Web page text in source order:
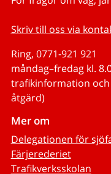
Skriv till oss via
Ring, 0771-921 921
måndag–fredag kl.
trafikinformation
åtgärd)
Mer om
Delegationen för
Färjerederiet
Trafikverksskolan